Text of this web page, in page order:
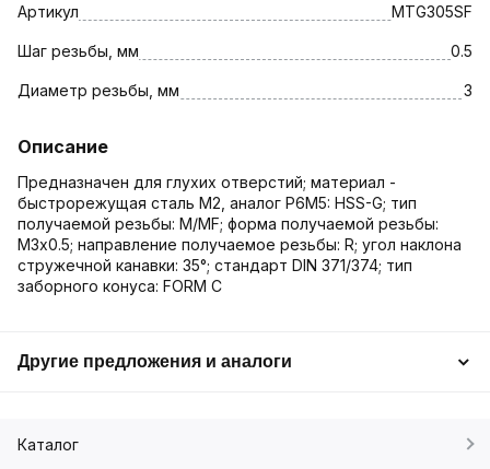
Артикул MTG305SF
Шаг резьбы, мм 0.5
Диаметр резьбы, мм 3
Описание
Предназначен для глухих отверстий; материал -
быстрорежущая сталь М2, аналог Р6М5: HSS-G; тип
получаемой резьбы: M/MF; форма получаемой резьбы:
М3х0.5; направление получаемое резьбы: R; угол наклона
стружечной канавки: 35°; стандарт DIN 371/374; тип
заборного конуса: FORM C
Другие предложения и аналоги
Каталог